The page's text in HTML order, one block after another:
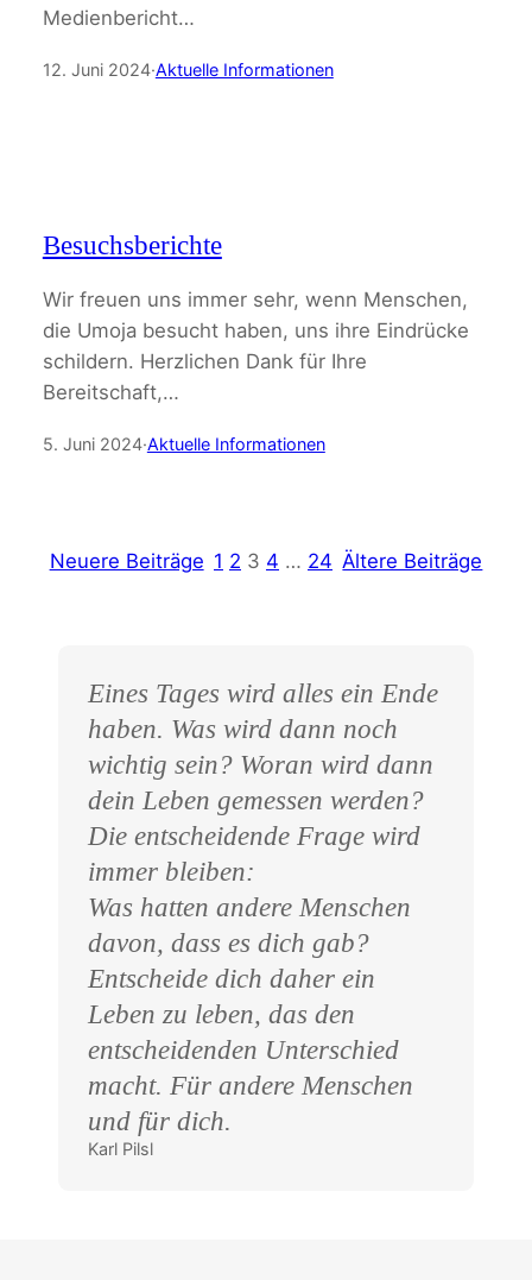
Medienbericht…
12. Juni 2024·Aktuelle Informationen
Besuchsberichte
Wir freuen uns immer sehr, wenn Menschen,
die Umoja besucht haben, uns ihre Eindrücke
schildern. Herzlichen Dank für Ihre
Bereitschaft,…
5. Juni 2024·Aktuelle Informationen
Neuere Beiträge 1 2 3 4 … 24 Ältere Beiträge
Eines Tages wird alles ein Ende
haben. Was wird dann noch
wichtig sein? Woran wird dann
dein Leben gemessen werden?
Die entscheidende Frage wird
immer bleiben:
Was hatten andere Menschen
davon, dass es dich gab?
Entscheide dich daher ein
Leben zu leben, das den
entscheidenden Unterschied
macht. Für andere Menschen
und für dich.
Karl Pilsl